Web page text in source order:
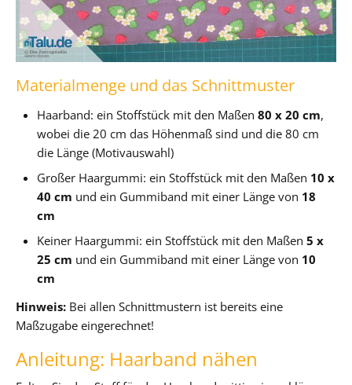
Materialmenge und das Schnittmuster
Haarband: ein Stoffstück mit den Maßen80 x 20 cm,
wobei die 20 cm das Höhenmaß sind und die 80 cm
die Länge (Motivauswahl)
Großer Haargummi: ein Stoffstück mit den Maßen 10 x
40 cm und ein Gummiband mit einer Länge von 18
cm
Keiner Haargummi: ein Stoffstück mit den Maßen5 x
25 cm und ein Gummiband mit einer Länge von 10
cm
Hinweis: Bei allen Schnittmustern ist bereits eine
Maßzugabe eingerechnet!
Anleitung: Haarband nähen